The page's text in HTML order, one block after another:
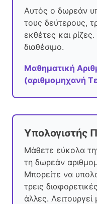
Αυτός ο δωρεάν
τους δεύτερους,
εκθέτες και
διαθέσιμο.
Μαθηματική
(αριθμομηχανή
Υπολογιστής
Μάθετε εύκολα
τη δωρεάν
Μπορείτε να
τρεις
άλλες. Λειτουργεί